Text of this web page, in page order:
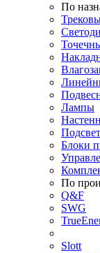
По
Лампы
Блоки
По
Q&F
SWG
Slott